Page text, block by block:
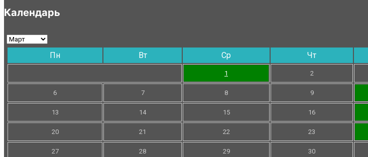
Календарь
Пн Вт Ср Чт
1 2
6 7 8 9
13 14 15 16
20 21 22 23
27 28 29 30